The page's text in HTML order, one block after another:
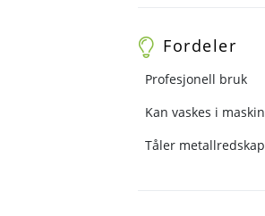
Fordeler
Profesjonell bruk
Kan vaskes i maskin
Tåler metallredskap